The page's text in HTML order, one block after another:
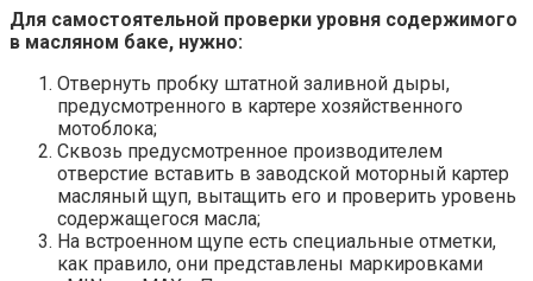
Для самостоятельной проверки уровня содержимого
в масляном баке, нужно:
Отвернуть пробку штатной заливной дыры,
предусмотренного в картере хозяйственного
мотоблока;
Сквозь предусмотренное производителем
отверстие вставить в заводской моторный картер
масляный щуп, вытащить его и проверить уровень
содержащегося масла;
На встроенном щупе есть специальные отметки,
как правило, они представлены маркировками